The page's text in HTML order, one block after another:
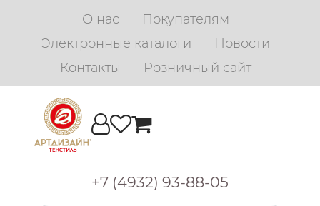
О нас
Покупателям
Электронные каталоги
Новости
Контакты
Розничный сайт
+7 (4932) 93-88-05